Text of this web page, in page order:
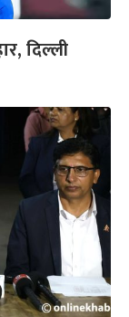
दिल्ली